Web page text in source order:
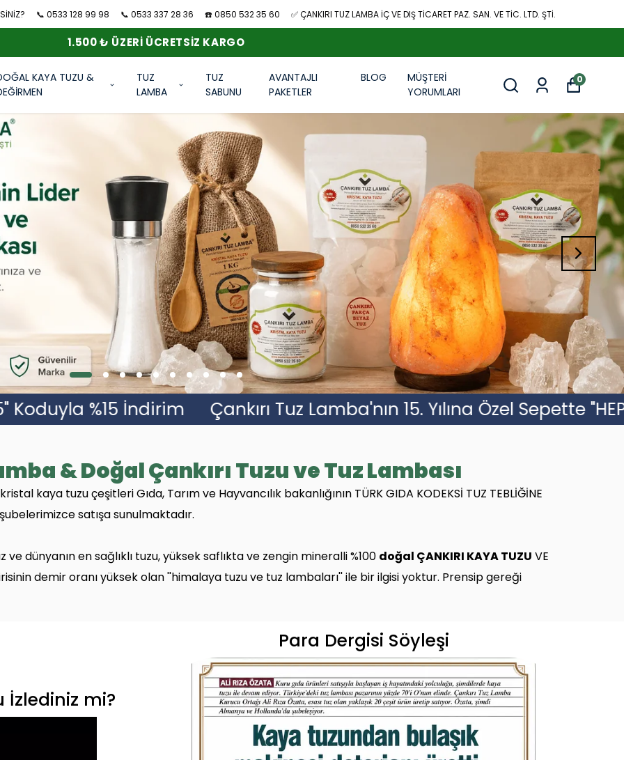
📞 0533 128 99 98 📞 0533 337 28 36 ☎️ 0850 532 35 60 ✅ ÇANKIRI TUZ LAMBA İÇ VE DIŞ TİCARET PAZ. SAN. VE TİC. LTD. ŞTİ.
1.500 ₺ ÜZERI ÜCRETSIZ KARGO
KAYA TUZU &
TUZ
LAMBA
TUZ
SABUNU
AVANTAJLI
PAKETLER
BLOG
MÜŞTERİ
YORUMLARI
0
Tuz Lamba'nın 15. Yılına Özel Sepette "HEPSAĞLIK15" Koduyla %15
& Doğal Çankırı Tuzu ve Tuz Lambası
kaya tuzu çeşitleri Gıda, Tarım ve Hayvancılık bakanlığının TÜRK GIDA KODEKSİ TUZ TEBLİĞİNE
satışa sunulmaktadır.
dünyanın en sağlıklı tuzu, yüksek saflıkta ve zengin mineralli %100 doğal ÇANKIRI KAYA TUZU VE
demir oranı yüksek olan ''himalaya tuzu ve tuz lambaları'' ile bir ilgisi yoktur. Prensip gereği
önce SAĞLIK sonra ticari amaç ekseniyle hareket etmekteyiz. Zaten SAĞLIK için ortaya çıkmış ve
geçerek pek çok kimyasalı içinde barındıran ve sadece Sodyum ve Klorürden
bırakıp yurt dışından ithal edilen ve medya kontrol altına alınarak propagandayla satılan tuz ve tuz
İzlediniz mi?
Para Dergisi Söyleşi